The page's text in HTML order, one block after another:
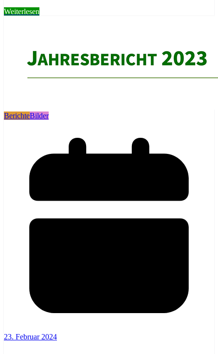
Weiterlesen
BerichteBilder
23. Februar 2024